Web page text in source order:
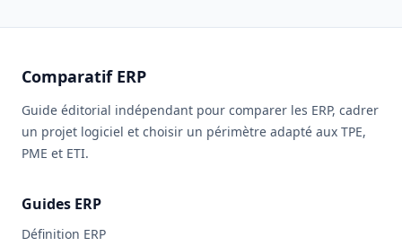
Comparatif ERP
Guide éditorial indépendant pour comparer les ERP, cadrer
un projet logiciel et choisir un périmètre adapté aux TPE,
PME et ETI.
Guides ERP
Définition ERP